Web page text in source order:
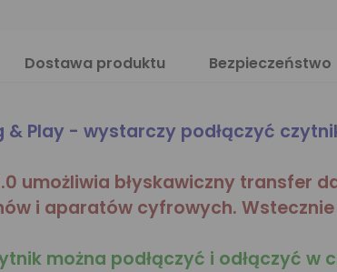
Dostawa produktu Bezpieczeństwo
& Play - wystarczy podłączyć
umożliwia błyskawiczny transfer
i aparatów cyfrowych. Wstecznie
można podłączyć i odłączyć w